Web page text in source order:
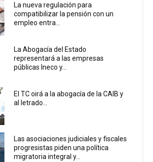
La nueva regulación para
compatibilizar la pensión con un
empleo entra...
La Abogacía del Estado
representará a las empresas
públicas Ineco y...
El TC oirá a la abogacía de la CAIB y
al letrado...
Las asociaciones judiciales y fiscales
progresistas piden una política
migratoria integral y...